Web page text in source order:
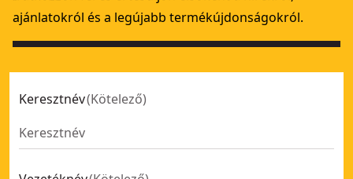
HEPA Filter a DCV582-es porszívóhoz- SKU:DCV5801H-XJ
ajánlatokról és a legújabb termékújdonságokról.
Keresztnév(Kötelező)